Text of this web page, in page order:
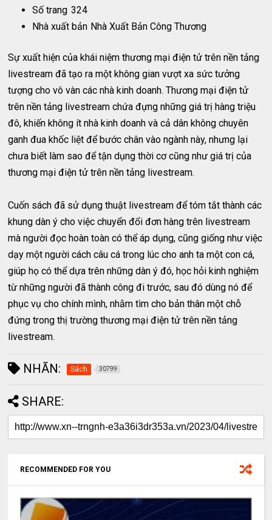
Số trang 324
Nhà xuất bản Nhà Xuất Bản Công Thương
Sự xuất hiện của khái niệm thương mại điện tử trên nền tảng
livestream đã tạo ra một không gian vượt xa sức tưởng
tượng cho vô vàn các nhà kinh doanh. Thương mại điện tử
trên nền tảng livestream chứa đựng những giá trị hàng triệu
đô, khiến không ít nhà kinh doanh và cả dân không chuyên
ganh đua khốc liệt để bước chân vào ngành này, nhưng lại
chưa biết làm sao để tận dụng thời cơ cũng như giá trị của
thương mại điện tử trên nền tảng livestream.
Cuốn sách đã sử dụng thuật livestream để tóm tắt thành các
khung dàn ý cho việc chuyển đổi đơn hàng trên livestream
mà người đọc hoàn toàn có thể áp dụng, cũng giống như việc
dạy một người cách câu cá trong lúc cho anh ta một con cá,
giúp họ có thể dựa trên những dàn ý đó, học hỏi kinh nghiệm
từ những người đã thành công đi trước, sau đó dùng nó để
phục vụ cho chính mình, nhằm tìm cho bản thân một chỗ
đứng trong thị trường thương mại điện tử trên nền tảng
livestream.
NHÃN: Sách 30799
SHARE:
RECOMMENDED FOR YOU